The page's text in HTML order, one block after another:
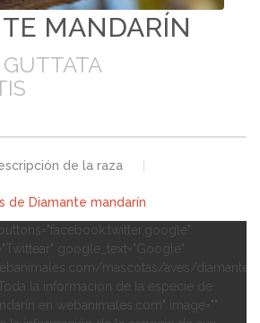
MANDARÍN
de la raza
de Diamante mandarín
google_text="Google"
mascotas/aves/diamante-
la información de la especie de
en webanimales.com" image=""